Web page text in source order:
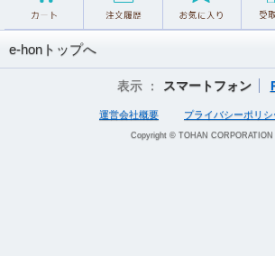
e-honトップへ
表示 ： スマートフォン
運営会社概要 プライバシーポリシ
Copyright © TOHAN CORPORATION